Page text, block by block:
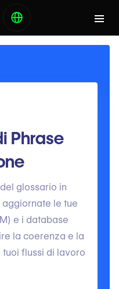
Phrase
glossario in
le tue
e i database
la coerenza e la
flussi di lavoro